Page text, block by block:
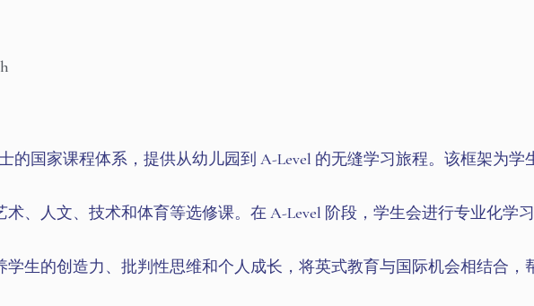
的国家课程体系，提供从幼儿园到 A-Level 的无缝学习旅程。该框架为
、人文、技术和体育等选修课。在 A-Level 阶段，学生会进行专业化学
学生的创造力、批判性思维和个人成长，将英式教育与国际机会相结合，